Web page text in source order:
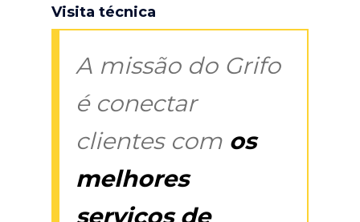
Visita técnica
A missão do Grifo
é conectar
clientes com os
melhores
serviços de